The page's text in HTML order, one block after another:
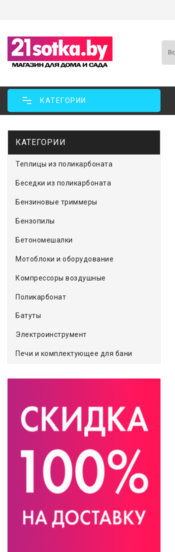
КАТЕГОРИИ
КАТЕГОРИИ
Теплицы из поликарбоната
Беседки из поликарбоната
Бензиновые триммеры
Бензопилы
Бетономешалки
Мотоблоки и оборудование
Компрессоры воздушные
Поликарбонат
Батуты
Электроинструмент
Печи и комплектующее для бани